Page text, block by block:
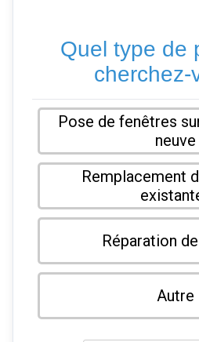
Quel type de
cherchez-
Pose de fenêtres
neuve
Remplacement
Réparation
Autre